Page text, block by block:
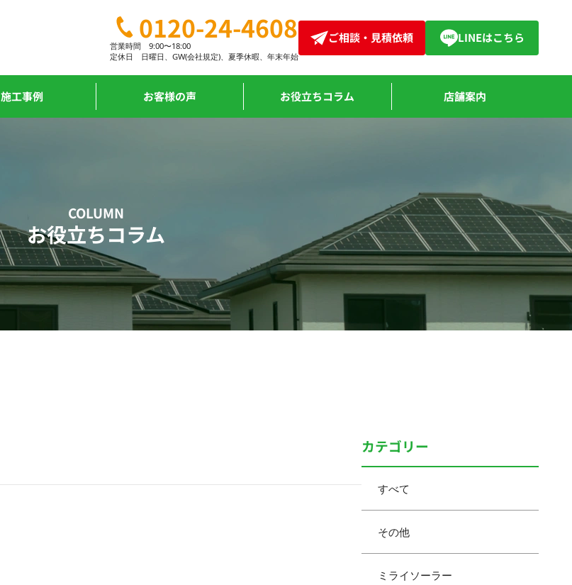
0120-24-4608
営業時間 9:00〜18:00
定休日 日曜日、 GW(会社規定)、 夏季休暇、 年末年始
ご相談・見積依頼 LINEはこちら
施工事例 お客様の声 お役立ちコラム 店舗案内
COLUMN
お役立ちコラム
カテゴリー
すべて
その他
ミライソーラー